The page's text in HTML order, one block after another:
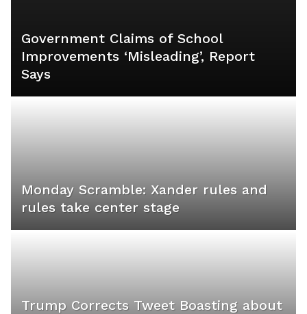
Government Claims of School
Improvements ‘Misleading’, Report
Says
Monday Scramble: Xander rules and
rules take center stage
Trump Corrects Tweet Boasting about